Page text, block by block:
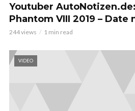
Youtuber
Phantom VIII 2019 – Date
244 views 1 min read
VIDEO